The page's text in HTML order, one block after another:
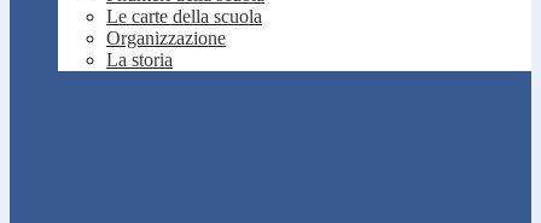
Le carte della scuola
Organizzazione
La storia